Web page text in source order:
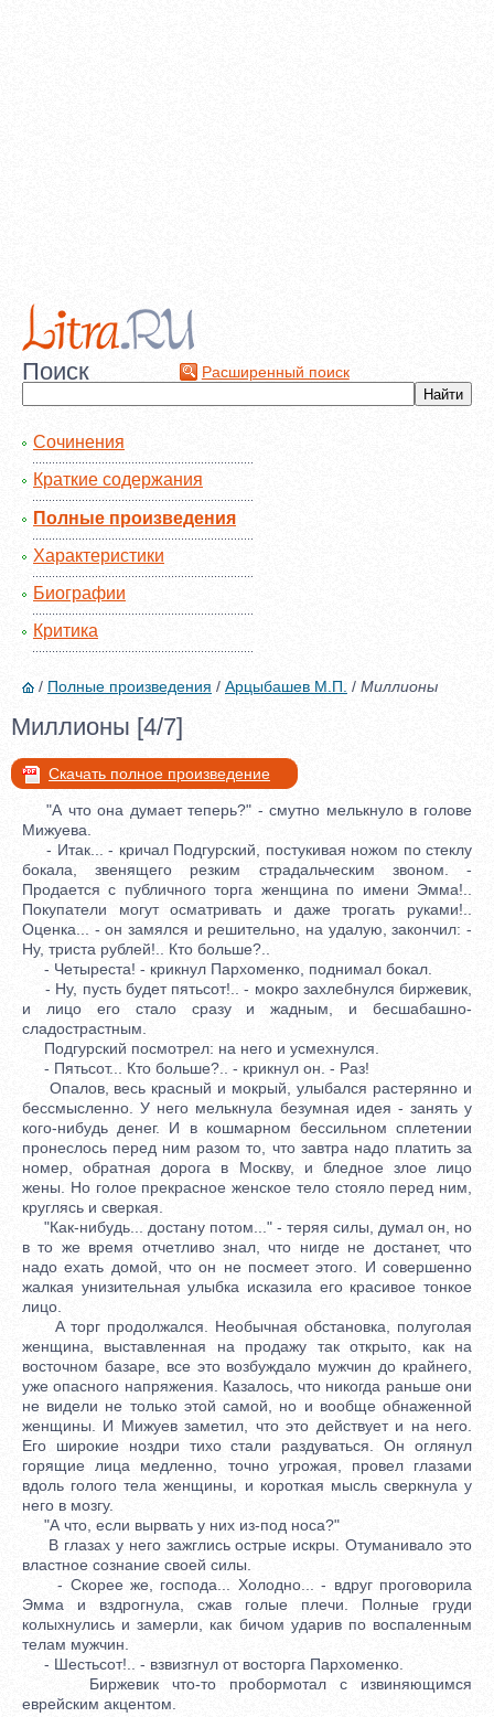
Поиск Расширенный поиск
Сочинения
Краткие содержания
Полные произведения
Характеристики
Биографии
Критика
/ Полные произведения / Арцыбашев М.П. / Миллионы
Миллионы [4/7]
Скачать полное произведение
"А что она думает теперь?" - смутно мелькнуло в голове
Мижуева.
- Итак... - кричал Подгурский, постукивая ножом по стеклу
бокала, звенящего резким страдальческим звоном. -
Продается с публичного торга женщина по имени Эмма!..
Покупатели могут осматривать и даже трогать руками!..
Оценка... - он замялся и решительно, на удалую, закончил: -
Ну, триста рублей!.. Кто больше?..
- Четыреста! - крикнул Пархоменко, поднимал бокал.
- Ну, пусть будет пятьсот!.. - мокро захлебнулся биржевик,
и лицо его стало сразу и жадным, и бесшабашно-
сладострастным.
Подгурский посмотрел: на него и усмехнулся.
- Пятьсот... Кто больше?.. - крикнул он. - Раз!
Опалов, весь красный и мокрый, улыбался растерянно и
бессмысленно. У него мелькнула безумная идея - занять у
кого-нибудь денег. И в кошмарном бессильном сплетении
пронеслось перед ним разом то, что завтра надо платить за
номер, обратная дорога в Москву, и бледное злое лицо
жены. Но голое прекрасное женское тело стояло перед ним,
круглясь и сверкая.
"Как-нибудь... достану потом..." - теряя силы, думал он, но
в то же время отчетливо знал, что нигде не достанет, что
надо ехать домой, что он не посмеет этого. И совершенно
жалкая унизительная улыбка исказила его красивое тонкое
лицо.
А торг продолжался. Необычная обстановка, полуголая
женщина, выставленная на продажу так открыто, как на
восточном базаре, все это возбуждало мужчин до крайнего,
уже опасного напряжения. Казалось, что никогда раньше они
не видели не только этой самой, но и вообще обнаженной
женщины. И Мижуев заметил, что это действует и на него.
Его широкие ноздри тихо стали раздуваться. Он оглянул
горящие лица медленно, точно угрожая, провел глазами
вдоль голого тела женщины, и короткая мысль сверкнула у
него в мозгу.
"А что, если вырвать у них из-под носа?"
В глазах у него зажглись острые искры. Отуманивало это
властное сознание своей силы.
- Скорее же, господа... Холодно... - вдруг проговорила
Эмма и вздрогнула, сжав голые плечи. Полные груди
колыхнулись и замерли, как бичом ударив по воспаленным
телам мужчин.
- Шестьсот!.. - взвизгнул от восторга Пархоменко.
Биржевик что-то пробормотал с извиняющимся
еврейским акцентом.